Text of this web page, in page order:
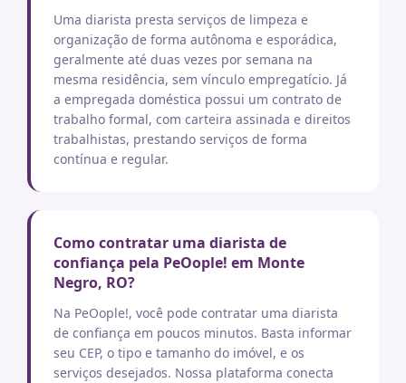
Uma diarista presta serviços de limpeza e
organização de forma autônoma e esporádica,
geralmente até duas vezes por semana na
mesma residência, sem vínculo empregatício. Já
a empregada doméstica possui um contrato de
trabalho formal, com carteira assinada e direitos
trabalhistas, prestando serviços de forma
contínua e regular.
Como contratar uma diarista de
confiança pela PeOople! em Monte
Negro, RO?
Na PeOople!, você pode contratar uma diarista
de confiança em poucos minutos. Basta informar
seu CEP, o tipo e tamanho do imóvel, e os
serviços desejados. Nossa plataforma conecta